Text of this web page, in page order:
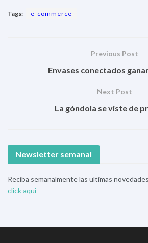
Tags: e-commerce
Previous Post
Envases conectados
Next Post
La góndola se viste de
Newsletter semanal
Reciba semanalmente las ultimas
click aqui